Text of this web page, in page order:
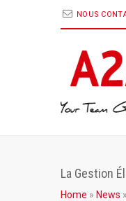
NOUS
La Gestion
Home » News »